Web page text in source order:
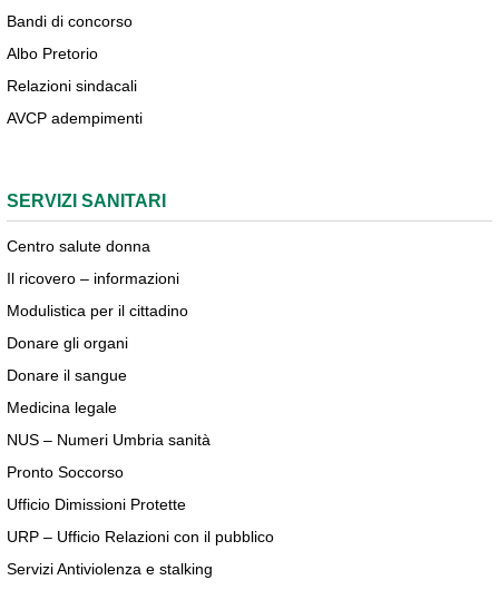
Bandi di concorso
Albo Pretorio
Relazioni sindacali
AVCP adempimenti
SERVIZI SANITARI
Centro salute donna
Il ricovero – informazioni
Modulistica per il cittadino
Donare gli organi
Donare il sangue
Medicina legale
NUS – Numeri Umbria sanità
Pronto Soccorso
Ufficio Dimissioni Protette
URP – Ufficio Relazioni con il pubblico
Servizi Antiviolenza e stalking